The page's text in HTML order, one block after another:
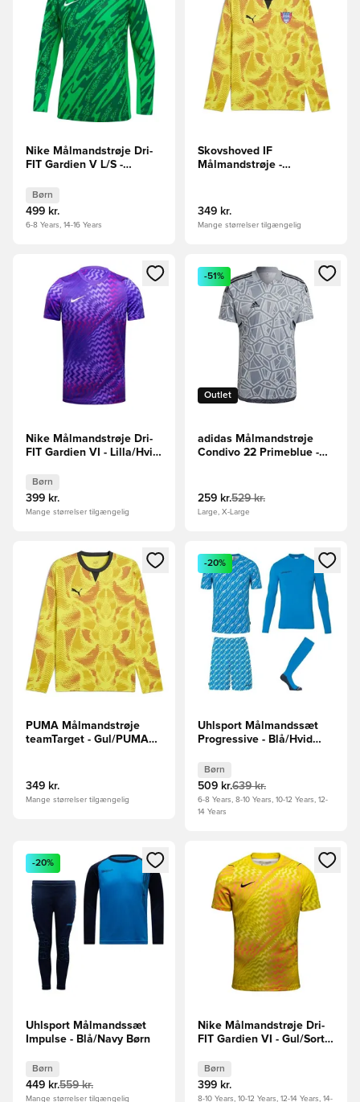
Nike Målmandstrøje Dri-
FIT Gardien V L/S -
Børn
499 kr.
6-8 Years, 14-16 Years
Skovshoved IF
Målmandstrøje -
349 kr.
Mange størrelser tilgængelig
Åbner en Modal til at logge ind eller tilmelde dig som
Nike Målmandstrøje Dri-
FIT Gardien VI - Lilla/Hvid
Børn
399 kr.
Mange størrelser tilgængelig
Åbner en Modal til at logge
Outlet
-51%
adidas Målmandstrøje
Condivo 22 Primeblue -
259 kr.529 kr.
Large, X-Large
Åbner en Modal til at logge ind eller tilmelde dig som
PUMA Målmandstrøje
teamTarget - Gul/PUMA
349 kr.
Mange størrelser tilgængelig
Åbner en Modal til at logge
-20%
Uhlsport Målmandssæt
Progressive - Blå/Hvid
Børn
509 kr.639 kr.
6-8 Years, 8-10 Years, 10-12 Years, 12-
14 Years
Åbner en Modal til at logge ind eller tilmelde dig som
-20%
Uhlsport Målmandssæt
Impulse - Blå/Navy Børn
Børn
449 kr.559 kr.
Mange størrelser tilgængelig
Åbner en Modal til at logge
Nike Målmandstrøje Dri-
FIT Gardien VI - Gul/Sort
Børn
399 kr.
8-10 Years, 10-12 Years, 12-14 Years, 14-